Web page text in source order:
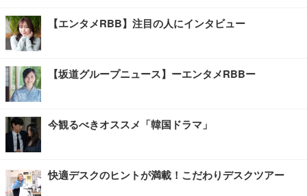
【エンタメRBB】注目の人にインタビュー
【坂道グループニュース】ーエンタメRBBー
今観るべきオススメ「韓国ドラマ」
快適デスクのヒントが満載！こだわりデスクツアー